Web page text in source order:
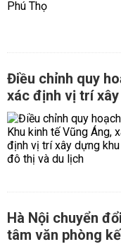
Điều chỉnh quy
xác định vị trí
Hà Nội chuyển
tâm văn phòng